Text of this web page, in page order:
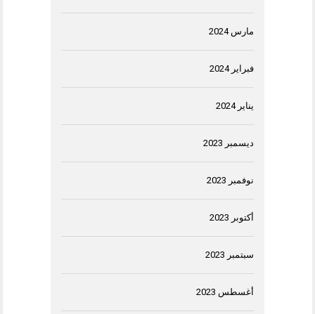
مارس 2024
فبراير 2024
يناير 2024
ديسمبر 2023
نوفمبر 2023
أكتوبر 2023
سبتمبر 2023
أغسطس 2023